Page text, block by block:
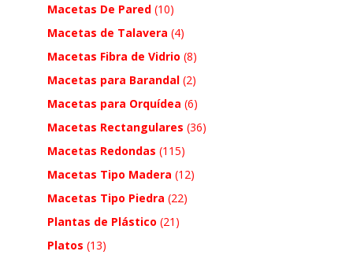
Macetas De Pared (10)
Macetas de Talavera (4)
Macetas Fibra de Vidrio (8)
Macetas para Barandal (2)
Macetas para Orquídea (6)
Macetas Rectangulares (36)
Macetas Redondas (115)
Macetas Tipo Madera (12)
Macetas Tipo Piedra (22)
Plantas de Plástico (21)
Platos (13)